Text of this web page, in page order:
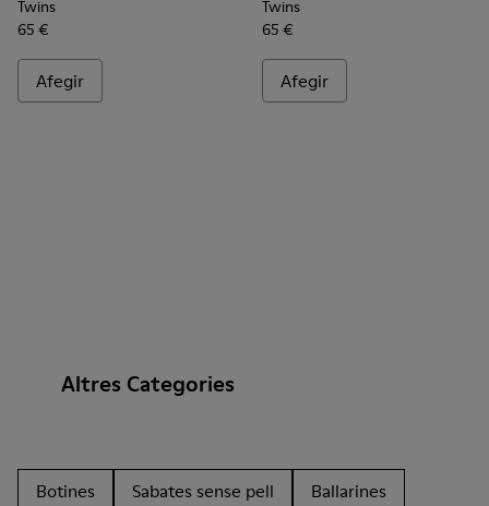
Twins
65 €
Afegir
Twins
65 €
Afegir
Altres Categories
Botines Sabates sense pell
Ballarines